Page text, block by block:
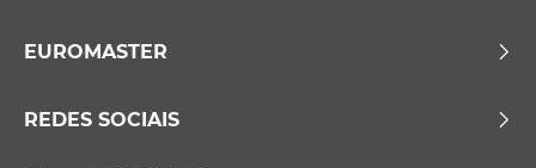
EUROMASTER
REDES SOCIAIS